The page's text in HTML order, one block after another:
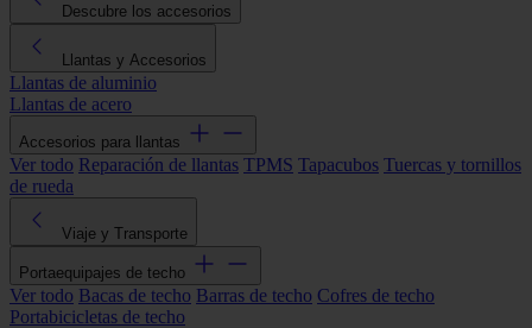
Descubre los accesorios
Llantas y Accesorios
Llantas de aluminio
Llantas de acero
Accesorios para llantas
Ver todo Reparación de llantas TPMS Tapacubos Tuercas y tornillos
de rueda
Viaje y Transporte
Portaequipajes de techo
Ver todo Bacas de techo Barras de techo Cofres de techo
Portabicicletas de techo